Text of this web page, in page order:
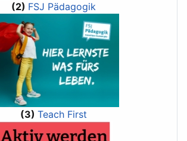
(2) FSJ Pädagogik
(3) Teach First